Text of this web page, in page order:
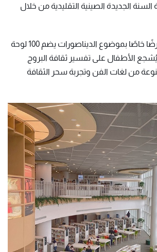
الجديدة الصينية التقليدية من خلال
وسيتضمن ذلك معرضًا خاصًا بموضوع الديناصورات يضم 100 لوحة
الأطفال على تفسير ثقافة البروج
من لغات الفن وتجربة سحر الثقافة